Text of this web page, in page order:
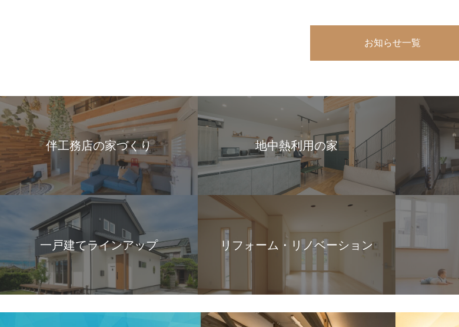
お知らせ一覧
伴工務店の家づくり 地中熱利用の家
一戸建てラインアップ リフォーム・リノベーション